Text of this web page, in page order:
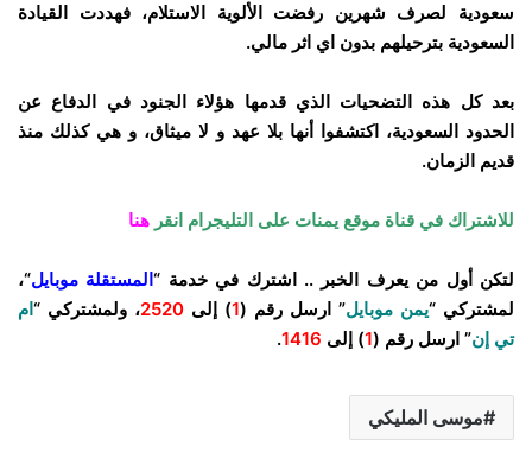
سعودية لصرف شهرين رفضت الألوية الاستلام، فهددت القيادة
السعودية بترحيلهم بدون اي اثر مالي.
بعد كل هذه التضحيات الذي قدمها هؤلاء الجنود في الدفاع عن
الحدود السعودية، اكتشفوا أنها بلا عهد و لا ميثاق، و هي كذلك منذ
قديم الزمان.
للاشتراك في قناة موقع يمنات على التليجرام انقر هنا
لتكن أول من يعرف الخبر .. اشترك في خدمة “المستقلة موبايل“،
لمشتركي “يمن موبايل” ارسل رقم (1) إلى ، ولمشتركي “ ام
تي إن” ارسل رقم (1) إلى 1416
.
موسى المليكي